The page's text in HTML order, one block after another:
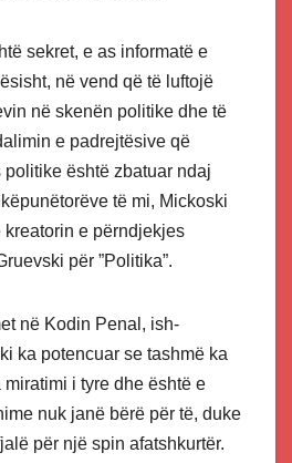
sekret, e as informatë e
në vend që të luftojë
në skenën politike dhe të
e padrejtësive që
është zbatuar ndaj
të mi, Mickoski
kreatorin e përndjekjes
për ”Politika”.
në Kodin Penal, ish-
ka potencuar se tashmë ka
i tyre dhe është e
nuk janë bërë për të, duke
për një spin afatshkurtër.